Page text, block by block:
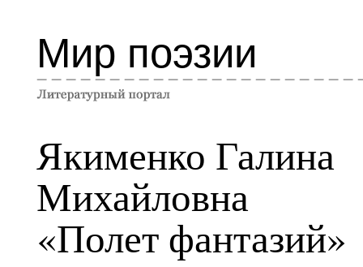
Мир поэзии
Якименко Галина
Михайловна
«Полет фантазий»